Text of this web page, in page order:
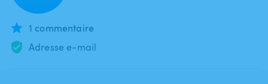
1 commentaire
Adresse e-mail